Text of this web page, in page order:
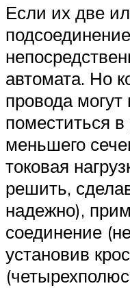
Если их две
автомата. Но
провода могут
поместиться
меньшего
токовая
решить,
надежно),
соединение
установив